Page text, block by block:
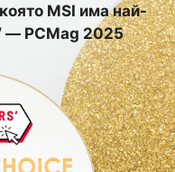
MSI има най-
— PCMag 2025